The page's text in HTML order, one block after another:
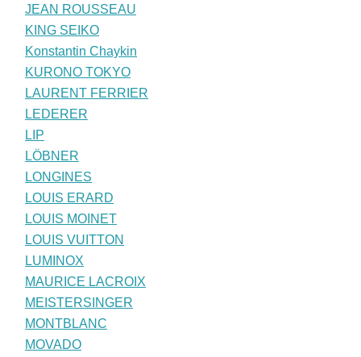
JEAN ROUSSEAU
KING SEIKO
Konstantin Chaykin
KURONO TOKYO
LAURENT FERRIER
LEDERER
LIP
LÖBNER
LONGINES
LOUIS ERARD
LOUIS MOINET
LOUIS VUITTON
LUMINOX
MAURICE LACROIX
MEISTERSINGER
MONTBLANC
MOVADO